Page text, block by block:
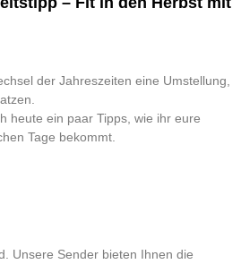
der Jahreszeiten eine Umstellung,
heute ein paar Tipps, wie ihr eure
Tage bekommt.
Unsere Sender bieten Ihnen die